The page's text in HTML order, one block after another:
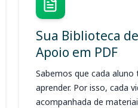
Sua Biblioteca de
Apoio em PDF
Sabemos que cada
aprender. Por isso, cada
acompanhada de